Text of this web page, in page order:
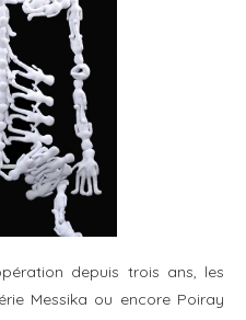
depuis trois ans, les
Messika ou encore Poiray